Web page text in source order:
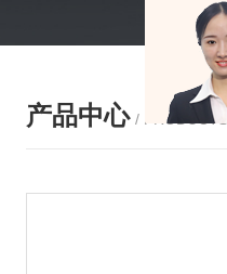
产品中心 / PRODUCTS